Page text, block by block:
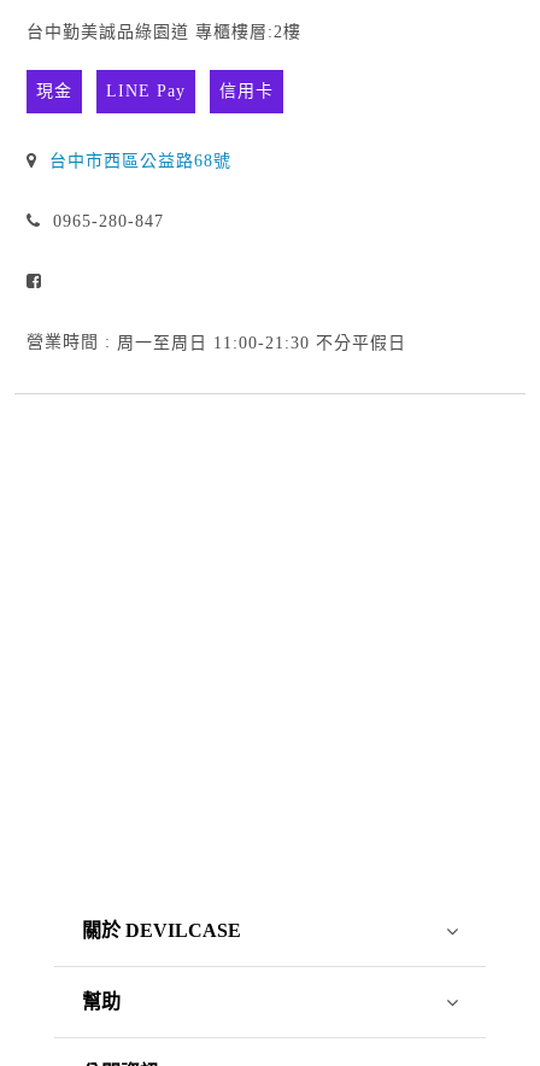
台中勤美誠品綠園道 專櫃樓層:2樓
現金 LINE Pay 信用卡
台中市西區公益路68號
0965-280-847
營業時間 : 周一至周日 11:00-21:30 不分平假日
關於 DEVILCASE
幫助